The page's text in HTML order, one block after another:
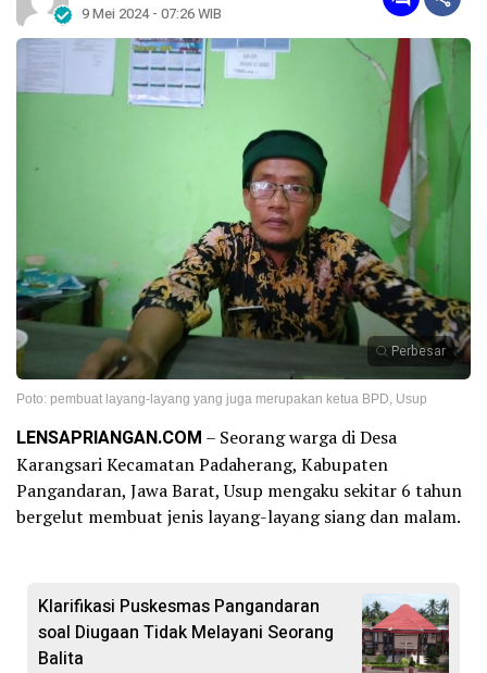
9 Mei 2024 - 07:26 WIB
Perbesar
Poto: pembuat layang-layang yang juga merupakan ketua BPD, Usup
LENSAPRIANGAN.COM – Seorang warga di Desa
Karangsari Kecamatan Padaherang, Kabupaten
Pangandaran, Jawa Barat, Usup mengaku sekitar 6 tahun
bergelut membuat jenis layang-layang siang dan malam.
Klarifikasi Puskesmas Pangandaran
soal Diugaan Tidak Melayani Seorang
Balita